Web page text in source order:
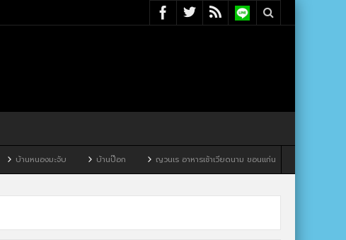
บ้านหนองมะจับ บ้านป๊อก ญวนเร อาหารเช้าเวียดนาม ขอนแก่น